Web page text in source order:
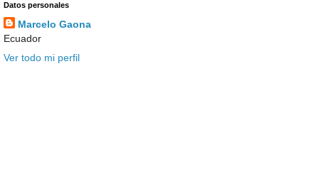
Datos personales
Marcelo Gaona
Ecuador
Ver todo mi perfil